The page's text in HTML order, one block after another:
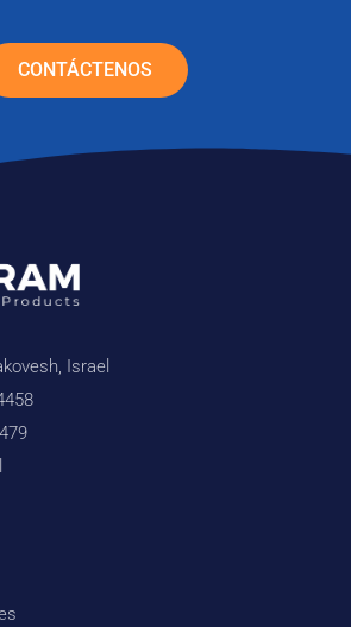
CONTÁCTENOS
Israel